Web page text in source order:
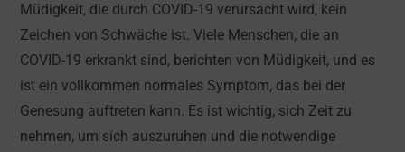
Müdigkeit, die durch COVID-19 verursacht wird, kein
Zeichen von Schwäche ist. Viele Menschen, die an
COVID-19 erkrankt sind, berichten von Müdigkeit, und es
ist ein vollkommen normales Symptom, das bei der
Genesung auftreten kann. Es ist wichtig, sich Zeit zu
nehmen, um sich auszuruhen und die notwendige